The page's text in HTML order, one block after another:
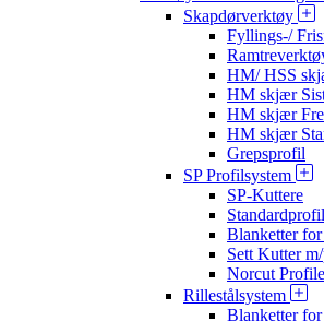
Skapdørverktøy
Fyllings-/
HM/ HSS
HM skjær
HM skjær
HM skjær
Grepsprofil
SP Profilsystem
SP-Kuttere
Blanketter
Sett Kutter
Norcut
Rillestålsystem
Blanketter